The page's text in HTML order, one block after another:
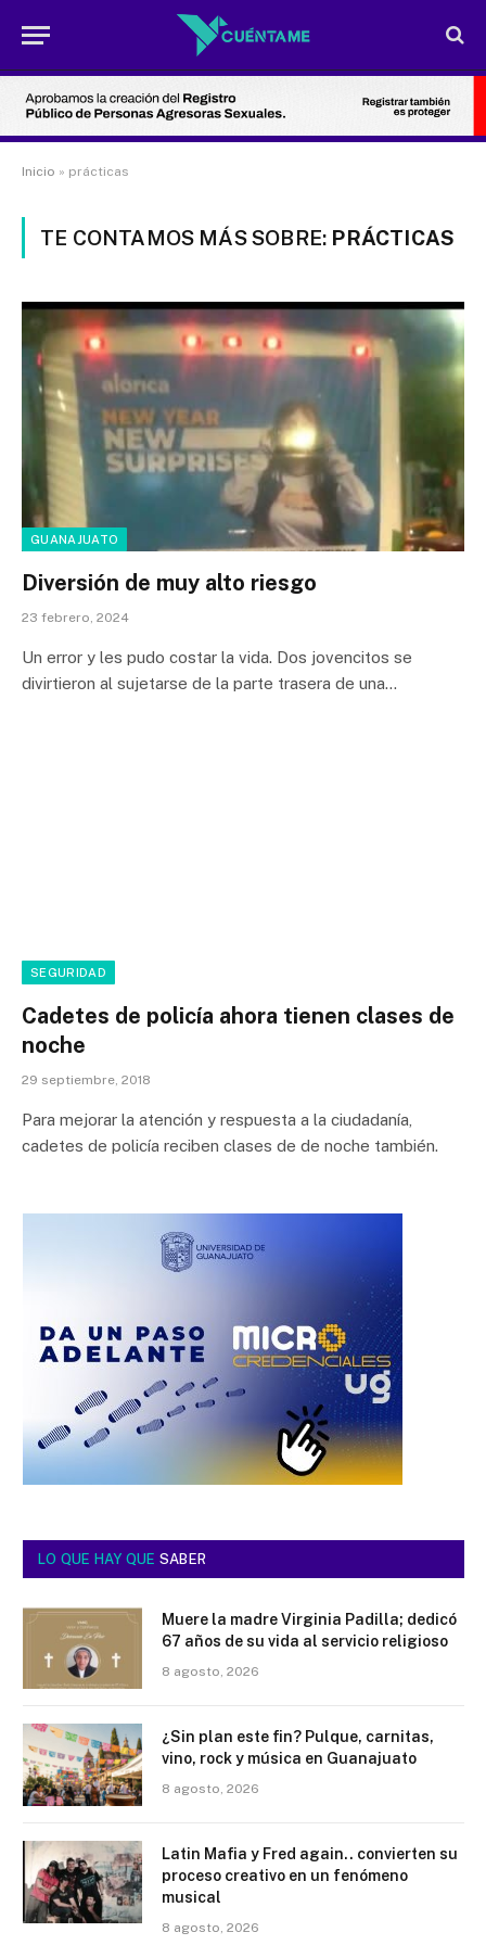
Inicio » prácticas
TE CONTAMOS MÁS SOBRE: PRÁCTICAS
GUANAJUATO
Diversión de muy alto riesgo
23 febrero, 2024
Un error y les pudo costar la vida. Dos jovencitos se
divirtieron al sujetarse de la parte trasera de una…
SEGURIDAD
Cadetes de policía ahora tienen clases de
noche
29 septiembre, 2018
Para mejorar la atención y respuesta a la ciudadanía,
cadetes de policía reciben clases de de noche también.
LO QUE HAY QUE SABER
Muere la madre Virginia Padilla; dedicó
67 años de su vida al servicio religioso
8 agosto, 2026
¿Sin plan este fin? Pulque, carnitas,
vino, rock y música en Guanajuato
8 agosto, 2026
Latin Mafia y Fred again.. convierten su
proceso creativo en un fenómeno
musical
8 agosto, 2026